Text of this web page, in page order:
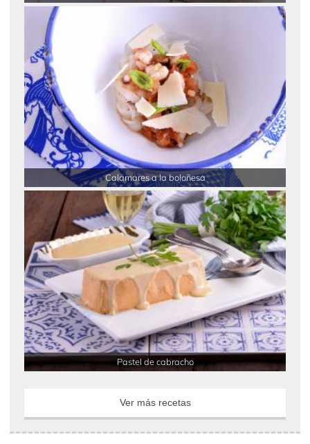
Calamares a la boloñesa
Pastel de cabracho
Ver más recetas